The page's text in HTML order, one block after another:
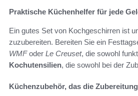
Praktische Küchenhelfer für jede
Ein gutes Set von Kochgeschirren ist
zuzubereiten. Bereiten Sie ein
WMFoder Le Creuset, die sowohl
Kochutensilien, die sowohl bei der
Küchenzubehör, das die